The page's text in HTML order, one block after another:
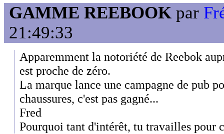
GAMME REEBOOK par
21:49:33
Apparemment la notoriété de Reebok
est proche de zéro.
La marque lance une campagne de pub
chaussures, c'est pas gagné...
Fred
Pourquoi tant d'intérêt, tu travailles pour